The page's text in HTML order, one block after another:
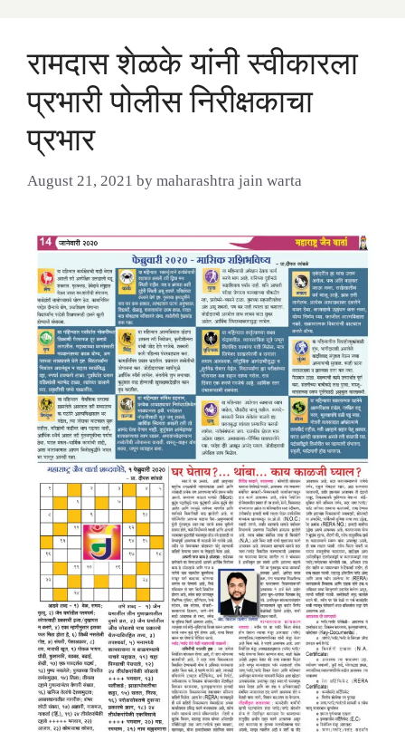
रामदास शेळके यांनी स्वीकारला
प्रभारी पोलीस निरीक्षकाचा
प्रभार
August 21, 2021 by maharashtra jain warta